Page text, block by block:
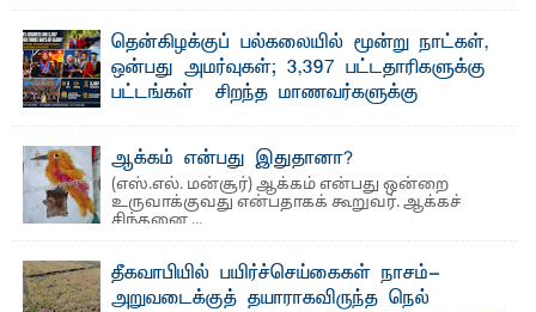
பேராசிரியர் எம். எம். பாஸில்
தெ ன்கிழக்குப் பல்கலைக்கழகத்தின் கலை மற்றும் கலாசார
பீடத்தின் புவியியல் துறையினால் ...
தென்கிழக்குப் பல்கலையில் மூன்று நாட்கள்,
ஒன்பது அமர்வுகள்; 3,397 பட்டதாரிகளுக்கு
பட்டங்கள் – சிறந்த மாணவர்களுக்கு
மற்றும் சிறப்புப் பரிசுகள்
எம்.வை. அமீர்- ஒ லுவிலில் அமைந்துள்ள தென்கிழக்குப்
பல்கலைக்கழகத்தின் 18ஆவது பொதுப் பட்டமளிப்பு விழா ...
ஆக்கம் என்பது இதுதானா?
(எஸ்.எல். மன்சூர்) ஆக்கம் என்பது ஒன்றை
உருவாக்குவது என்பதாகக் கூறுவர். ஆக்கச்
சிந்தனை ...
தீகவாபியில் பயிர்ச்செய்கைகள் நாசம்-
அறுவடைக்குத் தயாராகவிருந்த நெல்